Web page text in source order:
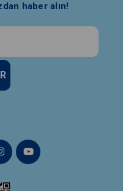
haber alın!